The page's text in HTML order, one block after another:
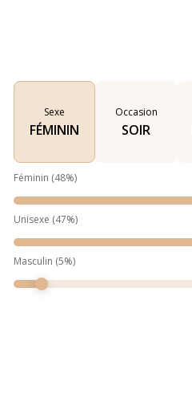
Sexe
FÉMININ
Occasion
SOIR
Féminin (48%)
Unisexe (47%)
Masculin (5%)